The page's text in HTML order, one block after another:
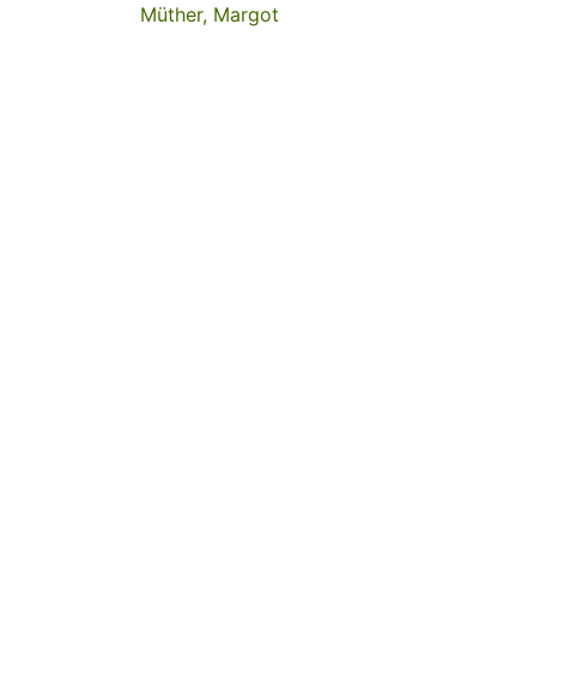
Müther, Margot